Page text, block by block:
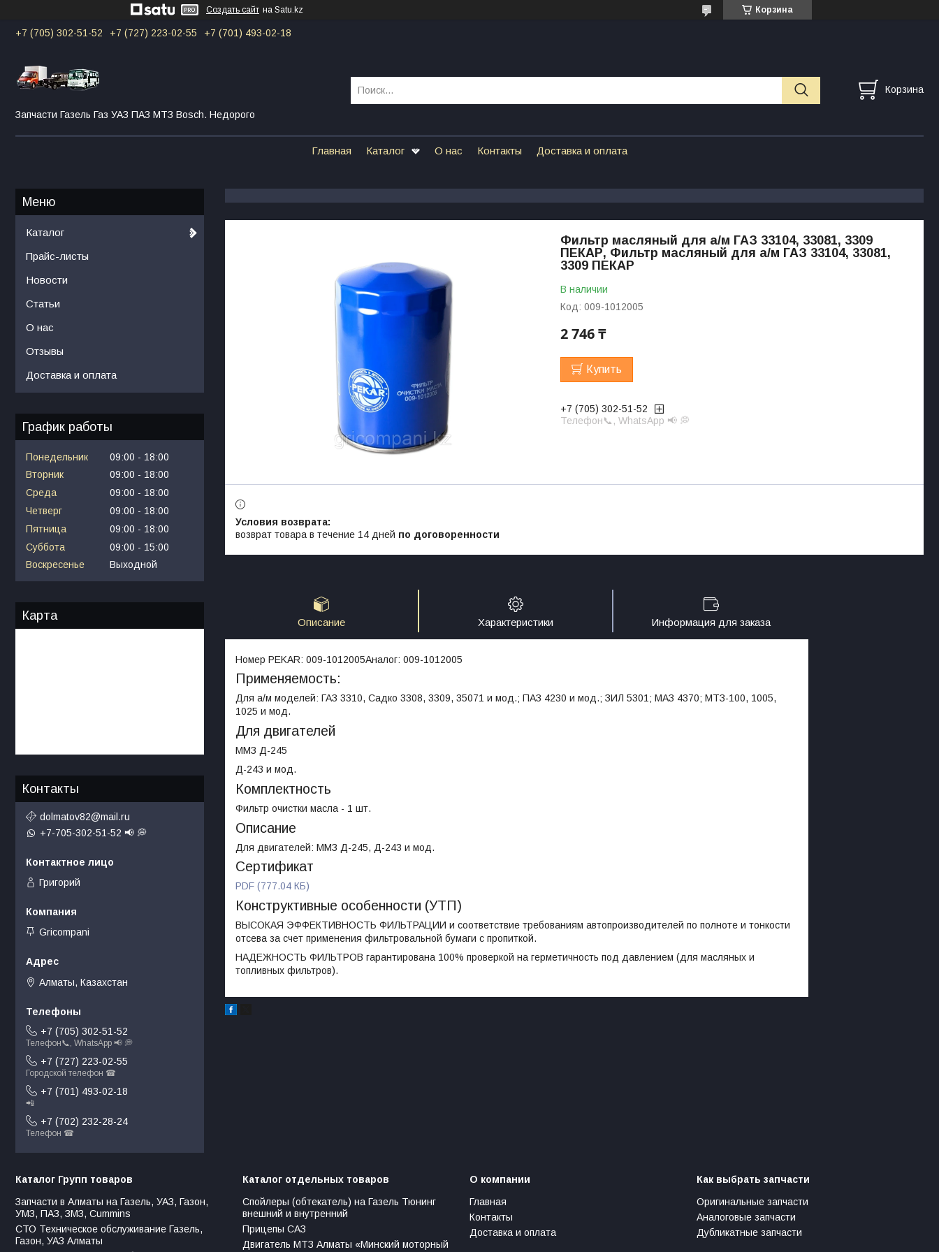
Создать сайт на Satu.kz Корзина
+7 (705) 302-51-52 +7 (727) 223-02-55 +7 (701) 493-02-18
Запчасти Газель Газ УАЗ ПАЗ МТЗ Bosch. Недорого
Корзина
Главная Каталог О нас Контакты Доставка и оплата
Фильтр масляный для а/м ГАЗ 33104, 33081, 3309
ПЕКАР, Фильтр масляный для а/м ГАЗ 33104, 33081,
3309 ПЕКАР
В наличии
Код: 009-1012005
2 746 ₸
Купить
+7 (705) 302-51-52
Телефон📞, WhatsApp 📢 💭
возврат товара в течение 14 дней по договоренности
Описание Характеристики Информация для заказа
Номер PEKAR: 009-1012005Аналог: 009-1012005
Применяемость:
Для а/м моделей: ГАЗ 3310, Садко 3308, 3309, 35071 и мод.; ПАЗ 4230 и мод.; ЗИЛ 5301; МАЗ 4370; МТЗ-100, 1005,
1025 и мод.
Для двигателей
ММЗ Д-245
Д-243 и мод.
Комплектность
Фильтр очистки масла - 1 шт.
Описание
Для двигателей: ММЗ Д-245, Д-243 и мод.
Сертификат
PDF (777.04 КБ)
Конструктивные особенности (УТП)
ВЫСОКАЯ ЭФФЕКТИВНОСТЬ ФИЛЬТРАЦИИ и соответствие требованиям автопроизводителей по полноте и тонкости
отсева за счет применения фильтровальной бумаги с пропиткой.
НАДЕЖНОСТЬ ФИЛЬТРОВ гарантирована 100% проверкой на герметичность под давлением (для масляных и
топливных фильтров).
Каталог
Прайс-листы
Новости
Статьи
О нас
Отзывы
Доставка и оплата
График работы
Понедельник 09:00
18:00
Вторник
09:00
18:00
Среда
09:00
18:00
Четверг
09:00
18:00
Пятница
09:00
18:00
Суббота
09:00
15:00
Воскресенье
Выходной
Карта
Контакты
dolmatov82@mail.ru
+7-705-302-51-52 📢 💭
Григорий
Gricompani
Алматы, Казахстан
+7 (705) 302-51-52
Телефон📞, WhatsApp 📢 💭
+7 (727) 223-02-55
Городской телефон ☎
+7 (701) 493-02-18
📲
+7 (702) 232-28-24
Телефон ☎
Каталог Групп товаров
Запчасти в Алматы на Газель, УАЗ, Газон,
УМЗ, ПАЗ, ЗМЗ, Сummins
СТО Техническое обслуживание Газель,
Газон, УАЗ Алматы
Каталог отдельных товаров
Спойлеры (обтекатель) на Газель Тюнинг
внешний и внутренний
Прицепы САЗ
Двигатель МТЗ Алматы «Минский моторный
О компании
Главная
Контакты
Доставка и оплата
Как выбрать запчасти
Оригинальные запчасти
Аналоговые запчасти
Дубликатные запчасти